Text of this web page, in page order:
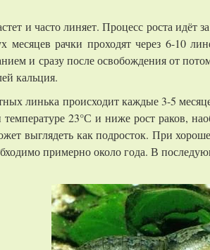
и часто линяет. Процесс роста идёт
месяцев рачки проходят через 6-10
и сразу после освобождения от
кальция.
линька происходит каждые 3-5
23°С и ниже рост раков,
выглядеть как подросток. При
примерно около года. В